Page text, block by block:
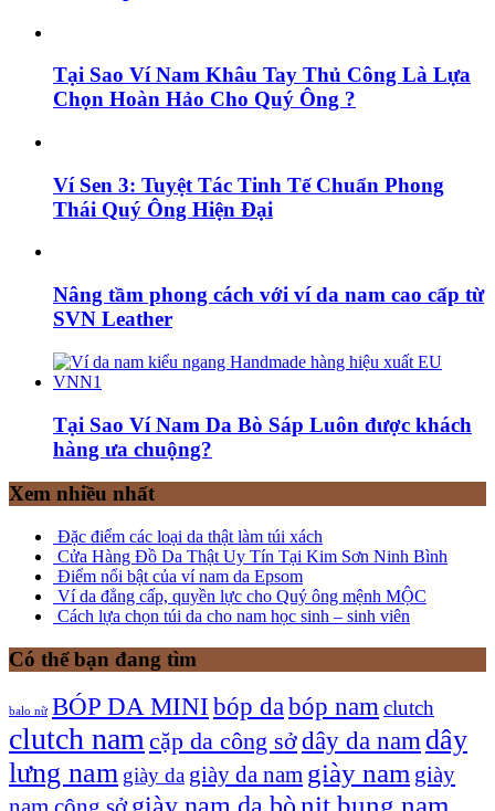
Tại Sao Ví Nam Khâu Tay Thủ Công Là Lựa
Chọn Hoàn Hảo Cho Quý Ông ?
Ví Sen 3: Tuyệt Tác Tinh Tế Chuẩn Phong
Thái Quý Ông Hiện Đại
Nâng tầm phong cách với ví da nam cao cấp từ
SVN Leather
Tại Sao Ví Nam Da Bò Sáp Luôn được khách
hàng ưa chuộng?
Xem nhiều nhất
Đặc điểm các loại da thật làm túi xách
Cửa Hàng Đồ Da Thật Uy Tín Tại Kim Sơn Ninh Bình
Điểm nổi bật của ví nam da Epsom
Ví da đẳng cấp, quyền lực cho Quý ông mệnh MỘC
Cách lựa chọn túi da cho nam học sinh – sinh viên
Có thể bạn đang tìm
balo nữ BÓP DA MINI bóp dabóp namclutch
clutch namcặp da công sởdây da namdây
lưng nam giày da giày da nam giày nam giày